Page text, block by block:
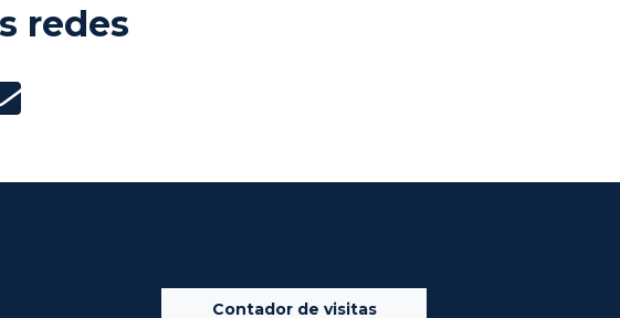
redes
Contador de visitas